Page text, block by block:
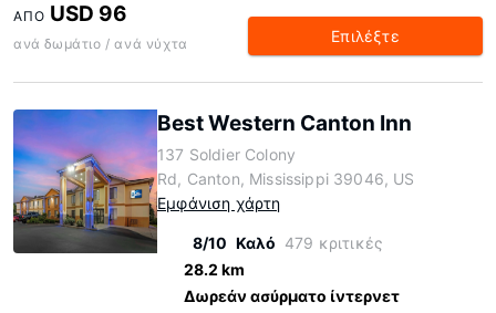
ΑΠΌ USD 96
ανά δωμάτιο / ανά νύχτα Επιλέξτε
Best Western Canton Inn
137 Soldier Colony
Rd, Canton, Mississippi 39046, US
Εμφάνιση χάρτη
8/10 Καλό 479 κριτικές
28.2 km
Δωρεάν ασύρματο ίντερνετ